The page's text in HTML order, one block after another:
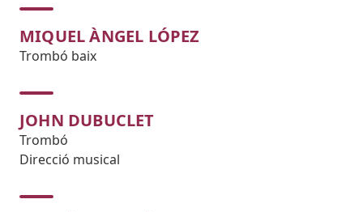
MIQUEL ÀNGEL LÓPEZ
Trombó baix
JOHN DUBUCLET
Trombó
Direcció musical